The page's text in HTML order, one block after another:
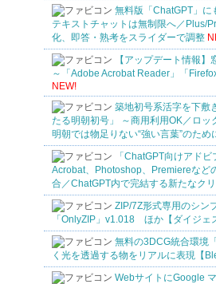
無料版「ChatGPT」に
テキストチャットは無制限へ／Plus/
化、即答・熟考をスライダーで調整
【アップデート情報
～「Adobe Acrobat Reader」「
NEW!
築地初号系活字を下敷
たる明朝初号」 ～商用利用OK／ロ
明朝では物足りない“強い言葉”のため
「ChatGPT向けアド
Acrobat、Photoshop、Premiereなど
合／ChatGPT内で完結する新たなク
ZIP/7Z形式専用のシン
「OnlyZIP」v1.018 ほか【ダイジェ
無料の3DCG統合環境
く光を透過する物をリアルに表現【
WebサイトにGoogle